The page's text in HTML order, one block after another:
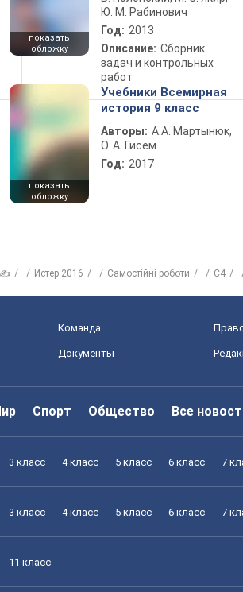
показать
обложку
Ю. М. Рабинович
Год: 2013
Описание: Сборник
задач и контрольных
работ
показать
обложку
Учебники Всемирная
история 9 класс
Авторы: А.А. Мартынюк,
О. А. Гисем
Год: 2017
✍ Истер 2016 Самостійні роботи С4
Команда
Документы
Спорт Общество Все
3 класс 4 класс 5 класс 6 класс 7
3 класс 4 класс 5 класс 6 класс 7
11 класс